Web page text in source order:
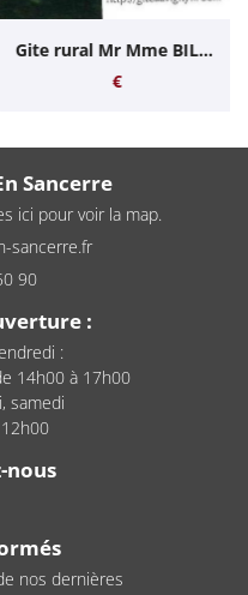
Gite rural Mr Mme BILLARD
Sancerre
ici pour voir la map.
90
:
:
14h00 à 17h00
samedi
nous
nos dernières